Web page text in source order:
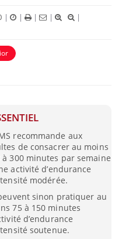
| | | |
|
recommande aux
de consacrer au moins
à 300 minutes par semaine
activité d’endurance
modérée.
sinon pratiquer au
75 à 150 minutes
d’endurance
soutenue.